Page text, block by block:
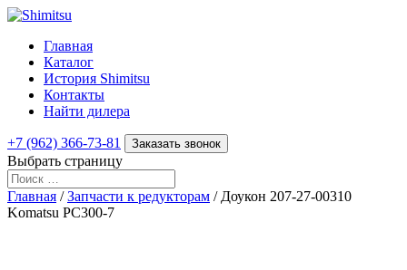
Главная
Каталог
История Shimitsu
Контакты
Найти дилера
+7 (962) 366-73-81 Заказать звонок
Выбрать страницу
Главная /Запчасти к редукторам / Доукон 207-27-00310
Komatsu PC300-7